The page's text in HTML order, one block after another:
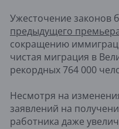
Ужесточение законов
предыдущего
сокращению
чистая миграция в
рекордных 764 000
Несмотря на
заявлений на
работника даже